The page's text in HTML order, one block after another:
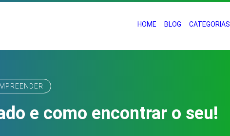
HOME BLOG CATEGORIAS
e como encontrar o seu!